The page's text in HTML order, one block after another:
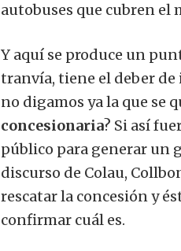
autobuses que cubren el
Y aquí se produce un
tranvía, tiene el deber de
no digamos ya la que se
concesionaria? Si así
público para generar un
discurso de Colau,
rescatar la concesión y
confirmar cuál es.